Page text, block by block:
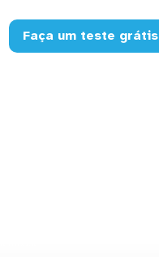
Faça um teste grátis